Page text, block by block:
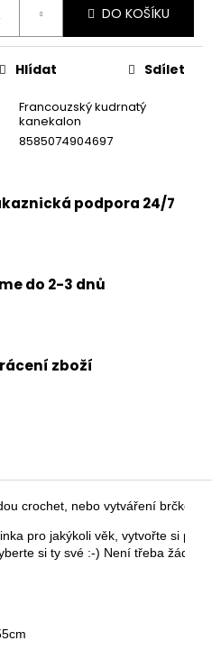
DO KOŠÍKU
Francouzský kudrnatý
kanekalon
8585074904697
Hlídat Sdílet
podpora 24/7
do 2-3 dnů
zboží
crochet, nebo vytváření brčko-
pro jakýkoli věk, vytvořte si
si ty své :-) Není třeba žádné